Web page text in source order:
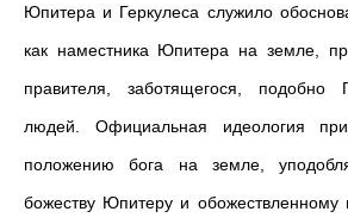
Юпитера и Геркулеса служило
как наместника Юпитера на земле,
правителя, заботящегося, подобно
людей. Официальная идеология
положению бога на земле,
божеству Юпитеру и обожествленному